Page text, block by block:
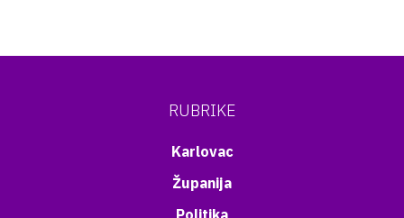
RUBRIKE
Karlovac
Županija
Politika